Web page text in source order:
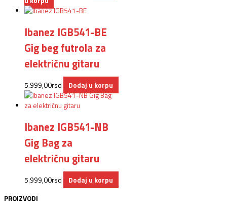
Ibanez IGB541-BE
Gig beg futrola za
električnu gitaru
5.999,00rsd Dodaj u korpu
Ibanez IGB541-NB
Gig Bag za
električnu gitaru
5.999,00rsd
Dodaj u korpu
PROIZVODI